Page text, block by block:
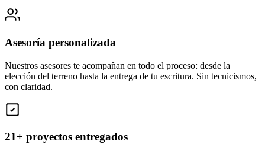
Asesoría personalizada
Nuestros asesores te acompañan en todo el proceso: desde la
elección del terreno hasta la entrega de tu escritura. Sin tecnicismos,
con claridad.
21+ proyectos entregados